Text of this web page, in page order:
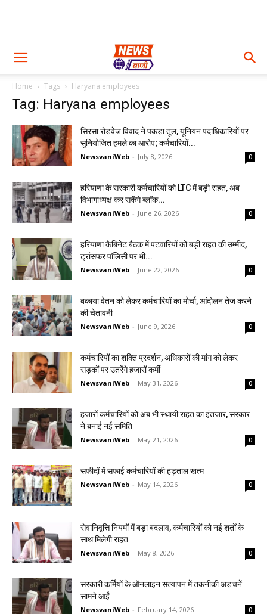
Home Tags Haryana employees
Tag: Haryana employees
सिरसा रोडवेज विवाद ने पकड़ा तूल, यूनियन पदाधिकारियों पर
सुनियोजित हमले का आरोप; कर्मचारियों...
NewsvaniWeb - July 8, 2026 0
हरियाणा के सरकारी कर्मचारियों को LTC में बड़ी राहत, अब
विभागाध्यक्ष कर सकेंगे ब्लॉक...
NewsvaniWeb - June 26, 2026 0
हरियाणा कैबिनेट बैठक में पटवारियों को बड़ी राहत की उम्मीद,
ट्रांसफर पॉलिसी पर भी...
NewsvaniWeb - June 22, 2026 0
बकाया वेतन को लेकर कर्मचारियों का मोर्चा, आंदोलन तेज करने
की चेतावनी
NewsvaniWeb - June 9, 2026 0
कर्मचारियों का शक्ति प्रदर्शन, अधिकारों की मांग को लेकर
सड़कों पर उतरेंगे हजारों कर्मी
NewsvaniWeb - May 31, 2026 0
हजारों कर्मचारियों को अब भी स्थायी राहत का इंतजार, सरकार
ने बनाई नई समिति
NewsvaniWeb - May 21, 2026 0
सफीदों में सफाई कर्मचारियों की हड़ताल खत्म
NewsvaniWeb - May 14, 2026 0
सेवानिवृत्ति नियमों में बड़ा बदलाव, कर्मचारियों को नई शर्तों के
साथ मिलेगी राहत
NewsvaniWeb - May 8, 2026 0
सरकारी कर्मियों के ऑनलाइन सत्यापन में तकनीकी अड़चनें
सामने आईं
NewsvaniWeb - February 14, 2026 0